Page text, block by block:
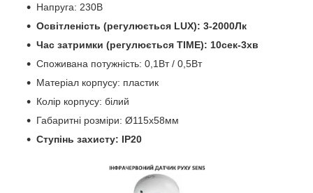
Напруга: 230В
Освітленість (регулюється LUX): 3-2000Лк
Час затримки (регулюється TIME): 10сек-3хв
Споживана потужність: 0,1Вт / 0,5Вт
Матеріал корпусу: пластик
Колір корпусу: білий
Габаритні розміри: Ø115x58мм
Ступінь захисту: IP20